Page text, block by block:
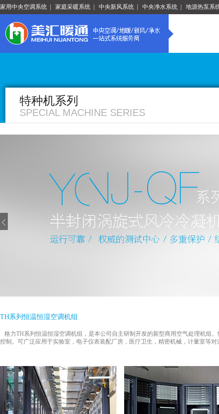
家用中央空调系统 家庭采暖系统 中央新风系统 中央净水系统 地源热泵系
特种机系列
SPECIAL MACHINE SERIES
TH系列恒温恒湿空调机组
格力TH系列恒温恒湿空调机组，是本公司自主研制开发的新型商用空气处理机组
控制。可广泛应用于实验室，电子仪表装配厂房，医疗卫生，精密机械，计量室等